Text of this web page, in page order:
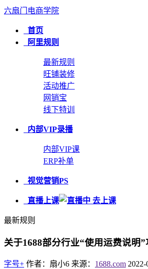
六扇门电商学院
首页
阿里规则
最新规则
旺铺装修
活动推广
网销宝
线下特训
内部VIP录播
内部VIP课
ERP补单
视觉营销PS
直播上课
最新规则
关于1688部分行业“使用运费说明
字号+ 作者：扇小6 来源： 1688.com 2022-